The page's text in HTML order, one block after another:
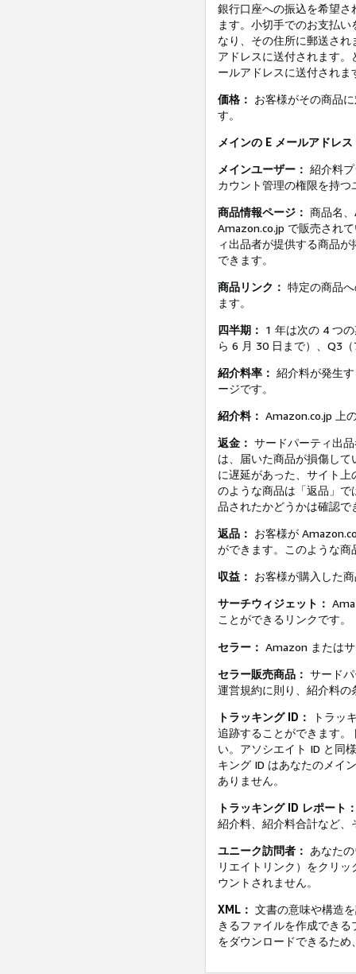
銀行口座への振込を希望
ます。小切手でのお支払
なり、その住所に郵送さ
アドレスに送付されます
ールアドレスに送付されま
価格： お客様がその商品
す。
メインの E メールアドレス
メインユーザー： 紹介料
カウント管理の権限を持つ
商品情報ページ： 商品名
Amazon.co.jp で販売され
ィ出品者が提供する商品
できます。
商品リンク： 特定の商品
ます。
四半期： 1 年は次の 4 つ
ら 6 月 30 日まで）、Q3
紹介料率： 紹介料が発生
ージです。
紹介料： Amazon.co.jp 上
返金： サードパーティ出
は、届いた商品が損傷し
に遅延があった、サイト
のような商品は「返品」
品されたかどうかは確認で
返品： お客様が
ができます。このような
収益： お客様が購入した
サーチウィジェット：
ことができるリンクです。
セラー： Amazon または
セラー販売商品： サード
運営規約に則り、紹介料
トラッキング ID：
トラッ
追跡することができます
い。アソシエイト ID と同
キング ID はあなたのメイ
ありません。
トラッキング ID レポート
紹介料、紹介料合計など
ユニーク訪問者： あなた
リエイトリンク）をクリ
ウントされません。
XML： 文書の意味や構造
きるファイルを作成でき
をダウンロードできるた